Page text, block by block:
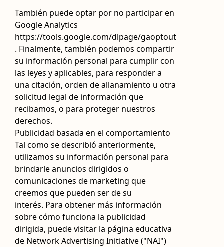
También puede optar por no participar en
Google Analytics
https://tools.google.com/dlpage/gaoptout
. Finalmente, también podemos compartir
su información personal para cumplir con
las leyes y aplicables, para responder a
una citación, orden de allanamiento u otra
solicitud legal de información que
recibamos, o para proteger nuestros
derechos.
Publicidad basada en el comportamiento
Tal como se describió anteriormente,
utilizamos su información personal para
brindarle anuncios dirigidos o
comunicaciones de marketing que
creemos que pueden ser de su
interés. Para obtener más información
sobre cómo funciona la publicidad
dirigida, puede visitar la página educativa
de Network Advertising Initiative ("NAI")